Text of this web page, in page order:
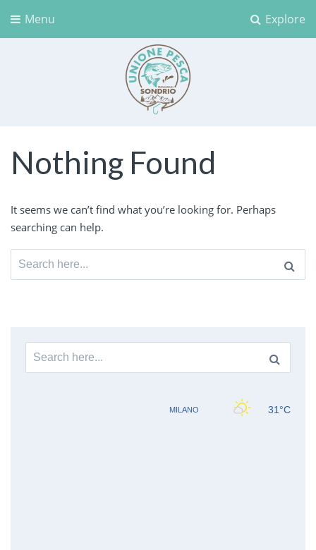
Explore
Menu
Nothing Found
It seems we can’t find what you’re looking for. Perhaps
searching can help.
Search
for:
Search
for: